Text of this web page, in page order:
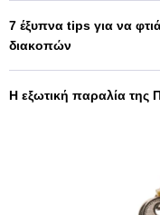
7 έξυπνα tips για να
διακοπών
Η εξωτική παραλία της